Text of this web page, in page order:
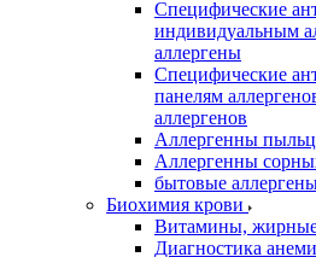
Специфические
индивидуальным
аллергены
Специфические
панелям
аллергенов
Аллергенны
Аллергенны
бытовые
Биохимия крови
Витамины,
Диагностика